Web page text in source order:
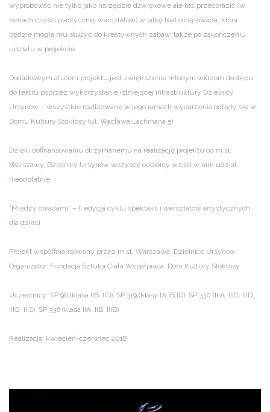
wypróbować nie tylko jako narzędzie dźwiękowe ale też przeobrazić (w
ramach części plastycznej warsztatów) w lalkę teatralną-owada, która
będzie mogła mu służyć do kreatywnych zabaw, także po zakończeniu
udziału w projekcie.
Dodatkowym atutem projektu jest zwiększenie młodym widzom dostępu
do teatru poprzez wykorzystanie istniejącej infrastruktury Dzielnicy
Ursynów – wszystkie realizowane w jego ramach wydarzenia odbyły się w
Domu Kultury Stokłosy (ul. Wacława Lachmana 5).
Dzięki dofinansowaniu otrzymanemu na realizację projektu od m.st.
Warszawy, Dzielnicy Ursynów wszyscy odbiorcy wzięli w nim udział
nieodpłatnie.
“Między owadami” – II edycja cyklu spektakli i warsztatów artystycznych
dla dzieci
Projekt współfinansowany przez m.st. Warszawa, Dzielnicę Ursynów
Organizator: Fundacja Sztuka Ciała Współpraca: Dom Kultury Stokłosy
Uczestnicy: SP 96 (klasa IIB, IID), SP 319 (klasy IA,IB,ID), SP 330 (IIIA, IIIC, IIID,
IIIG, IIIS), SP 336 (klasa IIA, IIB, IIIB)
Realizacja: kwiecień-czerwiec 2018